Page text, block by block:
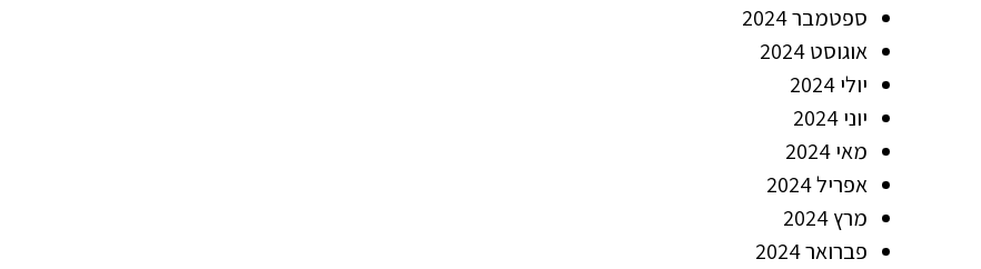
ספטמבר 2024
אוגוסט 2024
יולי 2024
יוני 2024
מאי 2024
אפריל 2024
מרץ 2024
פברואר 2024